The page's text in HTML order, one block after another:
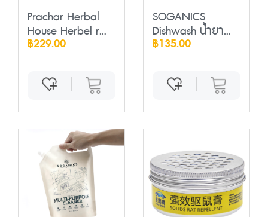
Prachar Herbal
House Herbel r...
฿229.00
SOGANICS
Dishwash น้ำยา
ล้างจาน...
฿135.00